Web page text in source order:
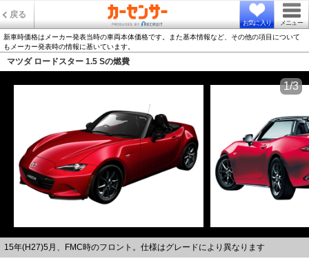
戻る
お気に入り メニュー
新車時価格はメーカー発表当時の車両本体価格です。また基本情報など、その他の項目について
もメーカー発表時の情報に基いています。
マツダ ロードスター 1.5 Sの燃費
15年(H27)5月、FMC時のフロント。仕様はグレードにより異なります
1/3